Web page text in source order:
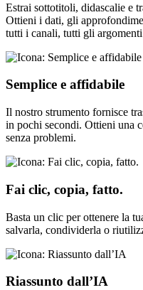
Estrai sottotitoli, didascalie e
Ottieni i dati, gli
tutti i canali, tutti gli
Semplice e affidabile
Il nostro strumento fornisce
in pochi secondi. Ottieni una
senza problemi.
Fai clic, copia, fatto.
Basta un clic per ottenere la
salvarla, condividerla o
Riassunto dall’IA